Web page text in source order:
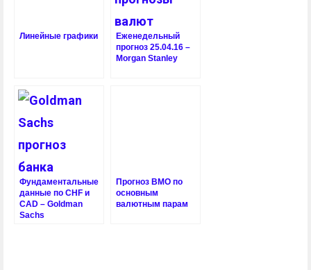
Линейные графики
Еженедельный
прогноз 25.04.16 –
Morgan Stanley
Фундаментальные
данные по CHF и
CAD – Goldman
Sachs
Прогноз BMO по
основным
валютным парам